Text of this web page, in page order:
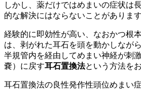
しかし、薬だけではめまいの症状は
的な解決にはならないことがあります
経験的に即効性が高い、なおかつ根
は、剥がれた耳石を頭を動かしなが
半規管内を経由してめまい神経が刺
嚢）に戻す耳石置換法という方法を
耳石置換法の良性発作性頭位めまい